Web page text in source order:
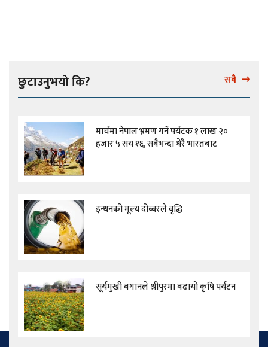
छुटाउनुभयो कि? सबै
मार्चमा नेपाल भ्रमण गर्ने पर्यटक १ लाख २०
हजार ५ सय १६, सबैभन्दा धेरै भारतबाट
इन्धनको मूल्य दोब्बरले वृद्धि
सूर्यमुखी बगानले श्रीपुरमा बढायो कृषि पर्यटन